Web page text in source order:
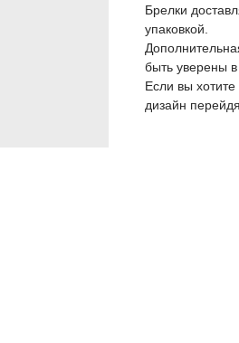
Брелки
упаковкой.
быть уверены
Если вы
дизайн